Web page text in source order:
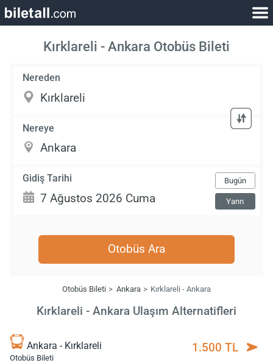
Kırklareli - Ankara Otobüs Bileti
Nereden
Nereye
Gidiş Tarihi Bugün
Yarın
Otobüs Ara
Otobüs Bileti Ankara Kırklareli - Ankara
Kırklareli - Ankara Ulaşım Alternatifleri
Ankara - Kırklareli
Otobüs Bileti
1.500 TL